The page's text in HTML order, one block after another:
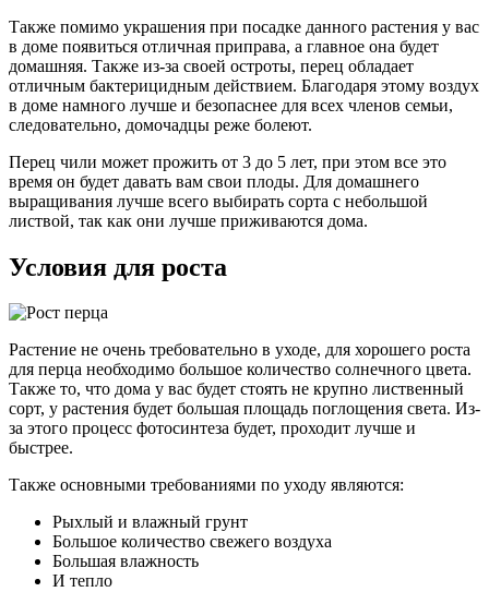
Также помимо украшения при посадке данного растения у вас
в доме появиться отличная приправа, а главное она будет
домашняя. Также из-за своей остроты, перец обладает
отличным бактерицидным действием. Благодаря этому воздух
в доме намного лучше и безопаснее для всех членов семьи,
следовательно, домочадцы реже болеют.
Перец чили может прожить от 3 до 5 лет, при этом все это
время он будет давать вам свои плоды. Для домашнего
выращивания лучше всего выбирать сорта с небольшой
листвой, так как они лучше приживаются дома.
Условия для роста
Растение не очень требовательно в уходе, для хорошего роста
для перца необходимо большое количество солнечного цвета.
Также то, что дома у вас будет стоять не крупно лиственный
сорт, у растения будет большая площадь поглощения света. Из-
за этого процесс фотосинтеза будет, проходит лучше и
быстрее.
Также основными требованиями по уходу являются:
Рыхлый и влажный грунт
Большое количество свежего воздуха
Большая влажность
И тепло